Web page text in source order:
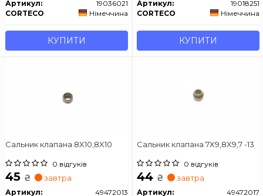
Артикул:
19036021
CORTECO
Німеччина
КУПИТИ
Артикул:
19018251
CORTECO
Німеччина
КУПИТИ
Сальник клапана 8X10,8X10
0 відгуків
45 ₴ завтра
Артикул:
49472013
Сальник клапана 7X9,8X9,7 -13
0 відгуків
44 ₴ завтра
Артикул:
49472017